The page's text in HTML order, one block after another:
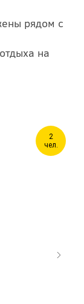
рядом с
на
2
чел.